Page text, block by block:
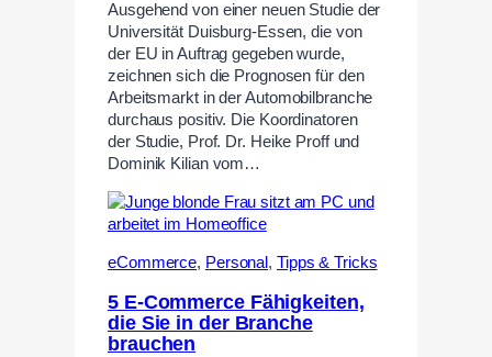
Ausgehend von einer neuen Studie der
Universität Duisburg-Essen, die von
der EU in Auftrag gegeben wurde,
zeichnen sich die Prognosen für den
Arbeitsmarkt in der Automobilbranche
durchaus positiv. Die Koordinatoren
der Studie, Prof. Dr. Heike Proff und
Dominik Kilian vom…
eCommerce, Personal, Tipps & Tricks
5 E-Commerce Fähigkeiten,
die Sie in der Branche
brauchen